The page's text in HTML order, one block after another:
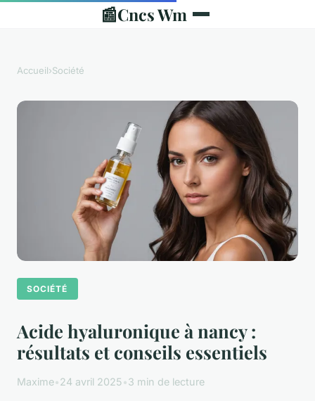
📰Cncs Wm
Accueil›Société
SOCIÉTÉ
Acide hyaluronique à nancy :
résultats et conseils essentiels
Maxime•24 avril 2025•3 min de lecture